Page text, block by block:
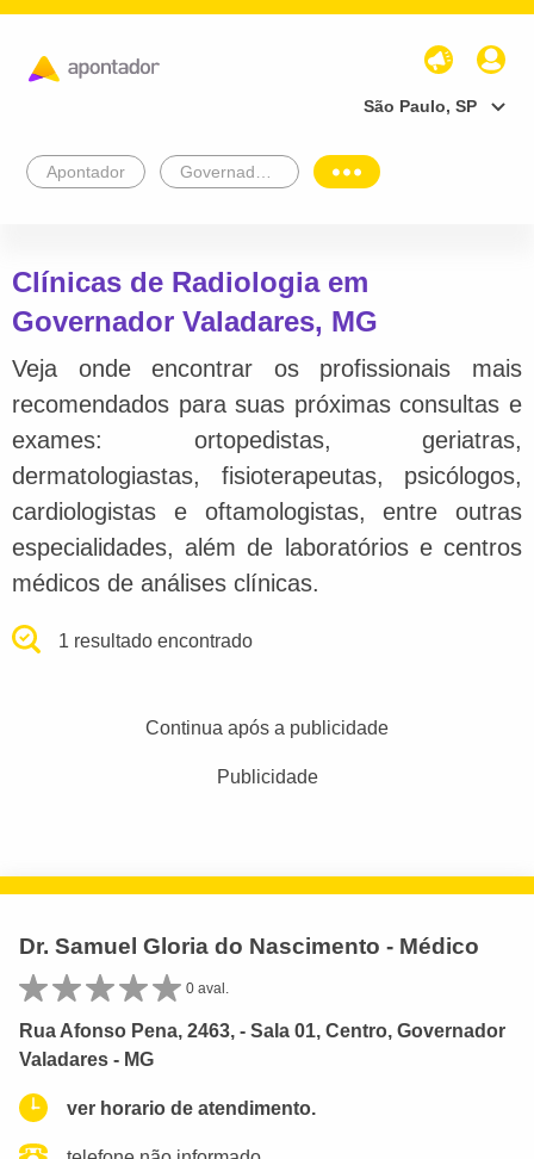
São Paulo, SP
Apontador
Clínicas de Radiologia em
Governador Valadares, MG
Veja onde encontrar os profissionais mais
recomendados para suas próximas consultas e
exames: ortopedistas, geriatras,
dermatologiastas, fisioterapeutas, psicólogos,
cardiologistas e oftamologistas, entre outras
especialidades, além de laboratórios e centros
médicos de análises clínicas.
1 resultado encontrado
Continua após a publicidade
Publicidade
Dr. Samuel Gloria do Nascimento - Médico
0 aval.
Rua Afonso Pena, 2463, - Sala 01, Centro, Governador
Valadares - MG
ver horario de atendimento.